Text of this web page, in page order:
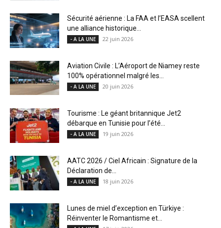
Sécurité aérienne : La FAA et l’EASA scellent
une alliance historique...
- A LA UNE 22 juin 2026
Aviation Civile : L’Aéroport de Niamey reste
100% opérationnel malgré les...
- A LA UNE 20 juin 2026
Tourisme : Le géant britannique Jet2
débarque en Tunisie pour l’été...
- A LA UNE 19 juin 2026
AATC 2026 / Ciel Africain : Signature de la
Déclaration de...
- A LA UNE 18 juin 2026
Lunes de miel d’exception en Türkiye :
Réinventer le Romantisme et...